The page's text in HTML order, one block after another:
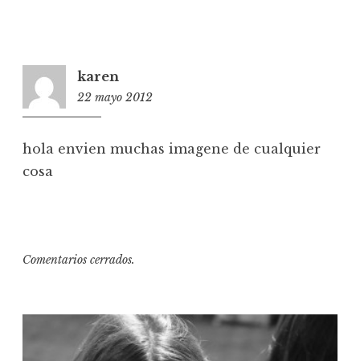
karen
22 mayo 2012
hola envien muchas imagene de cualquier
cosa
Comentarios cerrados.